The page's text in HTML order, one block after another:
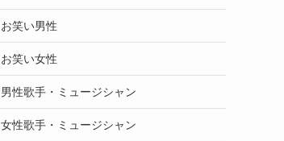
お笑い男性
お笑い女性
男性歌手・ミュージシャン
女性歌手・ミュージシャン